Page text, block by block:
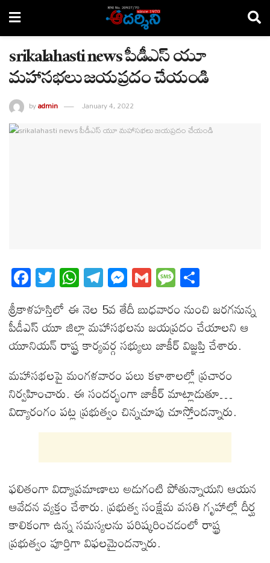
srikalahasti news పీడీఎస్ యూ
మహాసభలు జయప్రదం చేయండి
byadmin January 4, 2022
Fa
ce
bo
ok
T
wi
tt
er
W
ha
ts
A
pp
T
el
eg
ra
m
M
es
se
ng
er
G
m
ail
M
es
sa
ge
ha
re
శ్రీకాళహస్తిలో ఈ నెల 5వ తేదీ బుధవారం నుంచి జరగనున్న
పీడీఎస్ యూ జిల్లా మహాసభలను జయప్రదం చేయాలని ఆ
యూనియన్ రాష్ట్ర కార్యవర్గ సభ్యులు జాకీర్ విజ్ఞప్తి చేశారు.
మహాసభలపై మంగళవారం పలు కళాశాలల్లో ప్రచారం
నిర్వహించారు. ఈ సందర్భంగా జాకీర్ మాట్లాడుతూ…
విద్యారంగం పట్ల ప్రభుత్వం చిన్నచూపు చూస్తోందన్నారు.
ఫలితంగా విద్యాప్రమాణాలు అడుగంటి పోతున్నాయని ఆయన
ఆవేదన వ్యక్తం చేశారు. ప్రభుత్వ సంక్షేమ వసతి గృహాల్లో దీర్ఘ
కాలికంగా ఉన్న సమస్యలను పరిష్కరించడంలో రాష్ట్ర
ప్రభుత్వం పూర్తిగా విఫలమైందన్నారు.